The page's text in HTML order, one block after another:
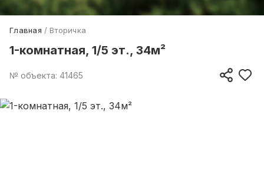
Главная Вторичка
1-комнатная, 1/5 эт., 34м²
№ объекта: 41465